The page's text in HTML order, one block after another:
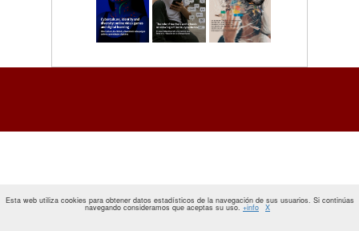
Esta web utiliza cookies para obtener datos estadísticos de la navegación de sus usuarios. Si continúas
navegando consideramos que aceptas su uso. +info X